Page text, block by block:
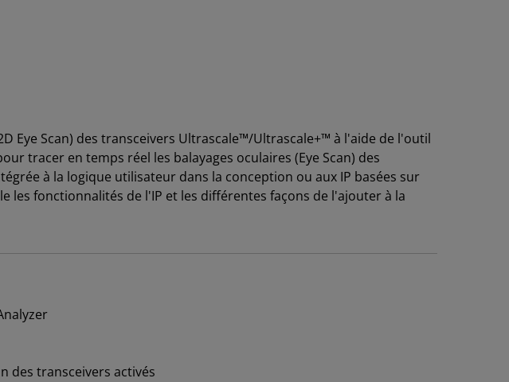
Eye Scan) des transceivers Ultrascale™/Ultrascale+™ à l'aide de l'outil
tracer en temps réel les balayages oculaires (Eye Scan) des
à la logique utilisateur dans la conception ou aux IP basées sur
les fonctionnalités de l'IP et les différentes façons de l'ajouter à la
des transceivers activés